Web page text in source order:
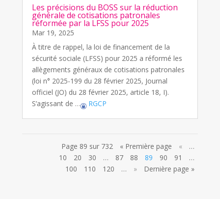
Les précisions du BOSS sur la réduction
générale de cotisations patronales
réformée par la LFSS pour 2025
Mar 19, 2025
À titre de rappel, la loi de financement de la
sécurité sociale (LFSS) pour 2025 a réformé les
allègements généraux de cotisations patronales
(loi n° 2025-199 du 28 février 2025, Journal
officiel (JO) du 28 février 2025, article 18, I).
S’agissant de …
RGCP
Page 89 sur 732 « Première page «
…
10
20 30 … 87 88 89 90 91
…
100
110 120 … » Dernière page »